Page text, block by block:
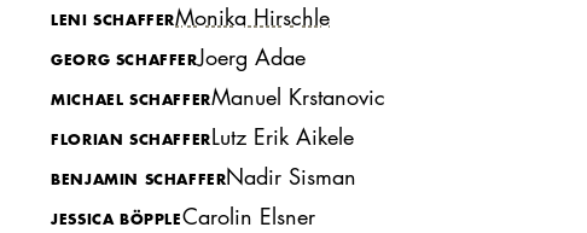
LENI SCHAFFERMonika Hirschle
GEORG SCHAFFERJoerg Adae
MICHAEL SCHAFFERManuel Krstanovic
FLORIAN SCHAFFERLutz Erik Aikele
BENJAMIN SCHAFFERNadir Sisman
JESSICA BÖPPLECarolin Elsner